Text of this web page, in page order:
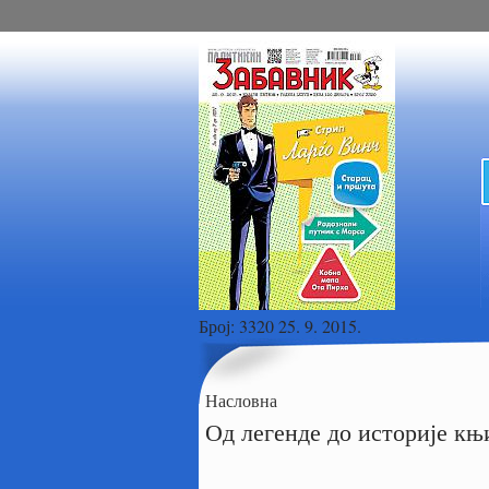
Број: 3320 25. 9. 2015.
Насловна
Од легенде до историје